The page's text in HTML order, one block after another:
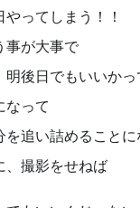
ってしまう！！
事が大事で
明後日でもいいか
なって
を追い詰めること
、撮影をせねば